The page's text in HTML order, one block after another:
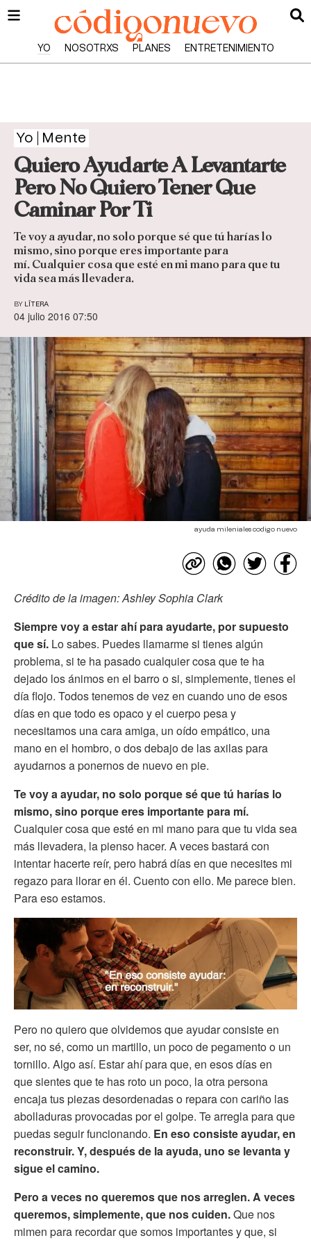
YO NOSOTRXS PLANES ENTRETENIMIENTO
Yo Mente
Quiero Ayudarte A Levantarte
Pero No Quiero Tener Que
Caminar Por Ti
Te voy a ayudar, no solo porque sé que tú harías lo
mismo, sino porque eres importante para
mí. Cualquier cosa que esté en mi mano para que tu
vida sea más llevadera.
BY LÍTERA
04 julio 2016 07:50
ayuda mileniales codigo nuevo
Crédito de la imagen: Ashley Sophia Clark
Siempre voy a estar ahí para ayudarte, por supuesto
que sí. Lo sabes. Puedes llamarme si tienes algún
problema, si te ha pasado cualquier cosa que te ha
dejado los ánimos en el barro o si, simplemente, tienes el
día flojo. Todos tenemos de vez en cuando uno de esos
días en que todo es opaco y el cuerpo pesa y
necesitamos una cara amiga, un oído empático, una
mano en el hombro, o dos debajo de las axilas para
ayudarnos a ponernos de nuevo en pie.
Te voy a ayudar, no solo porque sé que tú harías lo
mismo, sino porque eres importante para mí.
Cualquier cosa que esté en mi mano para que tu vida sea
más llevadera, la pienso hacer. A veces bastará con
intentar hacerte reír, pero habrá días en que necesites mi
regazo para llorar en él. Cuento con ello. Me parece bien.
Para eso estamos.
Pero no quiero que olvidemos que ayudar consiste en
ser, no sé, como un martillo, un poco de pegamento o un
tornillo. Algo así. Estar ahí para que, en esos días en
que sientes que te has roto un poco, la otra persona
encaja tus piezas desordenadas o repara con cariño las
abolladuras provocadas por el golpe. Te arregla para que
puedas seguir funcionando. En eso consiste ayudar, en
reconstruir. Y, después de la ayuda, uno se levanta y
sigue el camino.
Pero a veces no queremos que nos arreglen. A veces
queremos, simplemente, que nos cuiden.Que nos
mimen para recordar que somos importantes y que, si